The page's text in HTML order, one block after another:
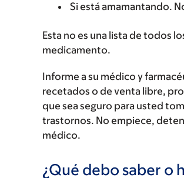
Si está amamantando.
Esta no es una lista de todos
medicamento.
Informe a su médico y
recetados o de venta libre,
que sea seguro para usted
trastornos. No empiece,
médico.
¿Qué debo saber o